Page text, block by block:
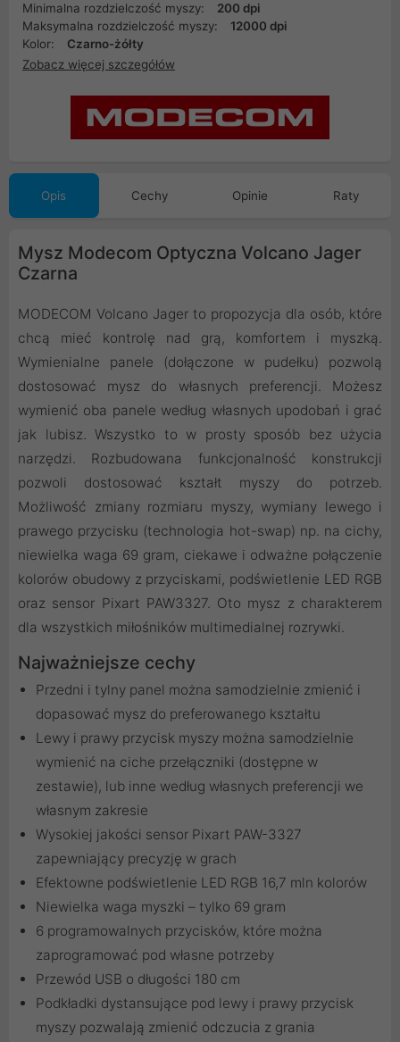
Minimalna rozdzielczość myszy:
200 dpi
Maksymalna rozdzielczość myszy:
12000 dpi
Kolor:
Czarno-żółty
Zobacz więcej szczegółów
Opis Cechy Opinie Raty
Mysz Modecom Optyczna Volcano Jager
Czarna
MODECOM Volcano Jager to propozycja dla osób, które
chcą mieć kontrolę nad grą, komfortem i myszką.
Wymienialne panele (dołączone w pudełku) pozwolą
dostosować mysz do własnych preferencji. Możesz
wymienić oba panele według własnych upodobań i grać
jak lubisz. Wszystko to w prosty sposób bez użycia
narzędzi. Rozbudowana funkcjonalność konstrukcji
pozwoli dostosować kształt myszy do potrzeb.
Możliwość zmiany rozmiaru myszy, wymiany lewego i
prawego przycisku (technologia hot-swap) np. na cichy,
niewielka waga 69 gram, ciekawe i odważne połączenie
kolorów obudowy z przyciskami, podświetlenie LED RGB
oraz sensor Pixart PAW3327. Oto mysz z charakterem
dla wszystkich miłośników multimedialnej rozrywki.
Najważniejsze cechy
Przedni i tylny panel można samodzielnie zmienić i
dopasować mysz do preferowanego kształtu
Lewy i prawy przycisk myszy można samodzielnie
wymienić na ciche przełączniki (dostępne w
zestawie), lub inne według własnych preferencji we
własnym zakresie
Wysokiej jakości sensor Pixart PAW-3327
zapewniający precyzję w grach
Efektowne podświetlenie LED RGB 16,7 mln kolorów
Niewielka waga myszki – tylko 69 gram
6 programowalnych przycisków, które można
zaprogramować pod własne potrzeby
Przewód USB o długości 180 cm
Podkładki dystansujące pod lewy i prawy przycisk
myszy pozwalają zmienić odczucia z grania